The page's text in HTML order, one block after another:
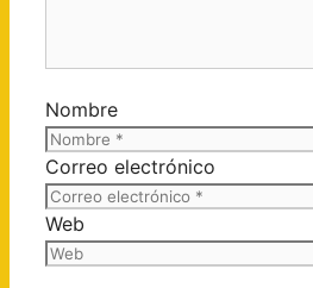
Nombre
Correo electrónico
Web